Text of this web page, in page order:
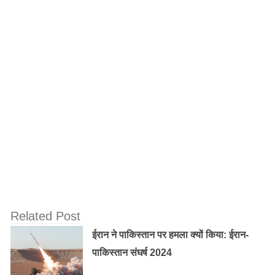
शोएब ने आगे कहा कि वो अपनी शादी से बेहद खुश हैं, गौरतलब है
कि ‘ससुराल सिमर का’ खत्म होने के बाद दीपिका को अभी तक कोई
शो नहीं मिला है। वहीं शोएब अपने नए शो ‘जीत गई तो पिया मोरे’ में
नजर आएंगे। दीपिका अक्सर अपने सोशल मीडिया अकाउंट पर पति
Related Post
ईरान ने पाकिस्तान पर हमला क्यों किया: ईरान-
पाकिस्तान संघर्ष 2024